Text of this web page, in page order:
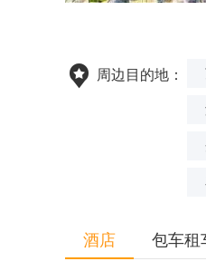
周边目的地：
酒店 包车租